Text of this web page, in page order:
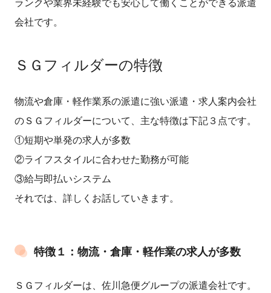
会社です。
ＳＧフィルダーの特徴
物流や倉庫・軽作業系の派遣に強い派遣・求人案内会社
のＳＧフィルダーについて、主な特徴は下記３点です。
①短期や単発の求人が多数
②ライフスタイルに合わせた勤務が可能
③給与即払いシステム
それでは、詳しくお話していきます。
特徴１：物流・倉庫・軽作業の求人が多数
ＳＧフィルダーは、佐川急便グループの派遣会社です。